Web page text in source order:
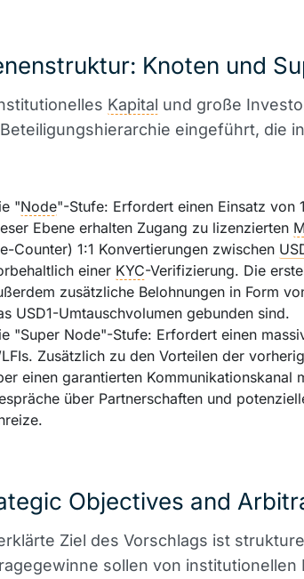
Knoten und
Kapital und große
eingeführt, die
"Node"-Stufe: Erfordert einen Einsatz von
Ebene erhalten Zugang zu lizenzierten
Counter) 1:1 Konvertierungen zwischen
einer KYC-Verifizierung. Die
zusätzliche Belohnungen in Form
USD1-Umtauschvolumen gebunden sind.
"Super Node"-Stufe: Erfordert einen
Zusätzlich zu den Vorteilen der
einen garantierten Kommunikationskanal
über Partnerschaften und
Objectives and
Ziel des Vorschlags ist
sollen von institutionellen